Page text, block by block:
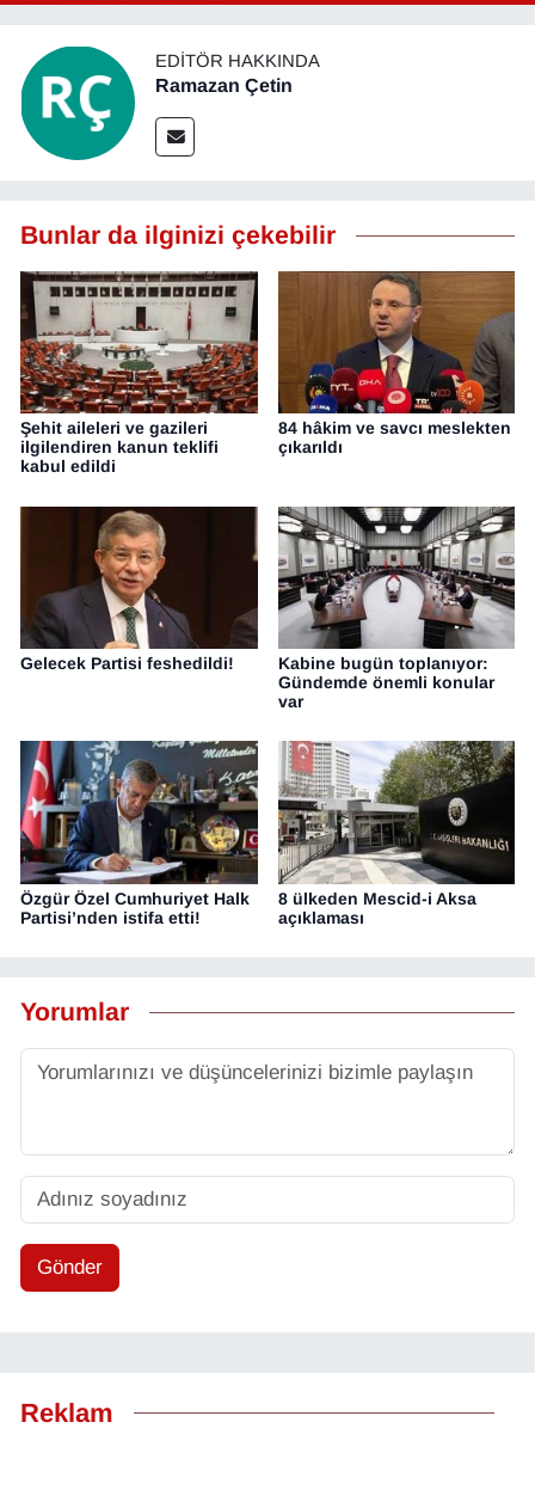
EDITÖR HAKKINDA
Ramazan Çetin
Bunlar da ilginizi çekebilir
Şehit aileleri ve gazileri
ilgilendiren kanun teklifi
kabul edildi
84 hâkim ve savcı meslekten
çıkarıldı
Gelecek Partisi feshedildi!
Kabine bugün toplanıyor:
Gündemde önemli konular
var
Özgür Özel Cumhuriyet Halk
Partisi’nden istifa etti!
8 ülkeden Mescid-i Aksa
açıklaması
Yorumlar
Gönder
Reklam